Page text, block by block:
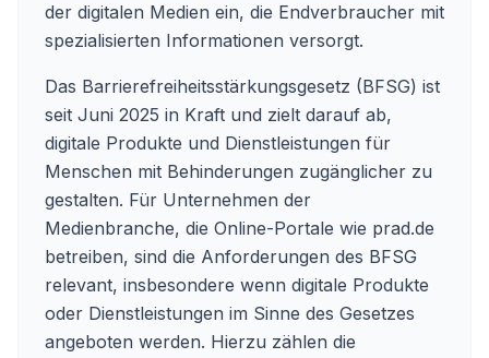
der digitalen Medien ein, die Endverbraucher mit
spezialisierten Informationen versorgt.
Das Barrierefreiheitsstärkungsgesetz (BFSG) ist
seit Juni 2025 in Kraft und zielt darauf ab,
digitale Produkte und Dienstleistungen für
Menschen mit Behinderungen zugänglicher zu
gestalten. Für Unternehmen der
Medienbranche, die Online-Portale wie prad.de
betreiben, sind die Anforderungen des BFSG
relevant, insbesondere wenn digitale Produkte
oder Dienstleistungen im Sinne des Gesetzes
angeboten werden. Hierzu zählen die